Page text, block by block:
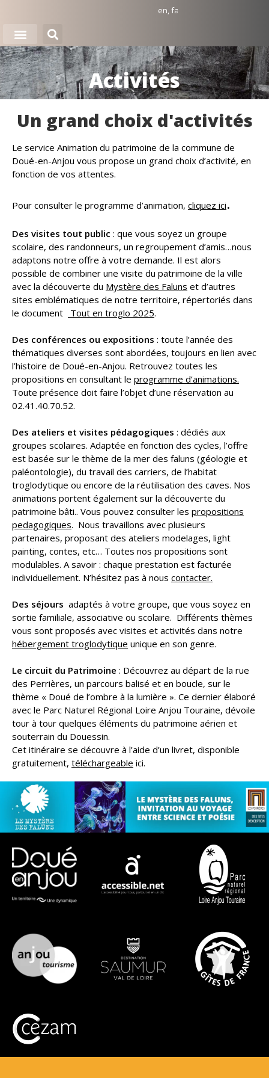
en,fa
Activités
Un grand choix d'activités
Le service Animation du patrimoine de la commune de
Doué-en-Anjou vous propose un grand choix d’activité, en
fonction de vos attentes.
Pour consulter le programme d’animation, cliquez ici.
Des visites tout public : que vous soyez un groupe
scolaire, des randonneurs, un regroupement d’amis…nous
adaptons notre offre à votre demande. Il est alors
possible de combiner une visite du patrimoine de la ville
avec la découverte du Mystère des Faluns et d’autres
sites emblématiques de notre territoire, répertoriés dans
le document
Tout en troglo 2025.
Des conférences ou expositions : toute l’année des
thématiques diverses sont abordées, toujours en lien avec
l’histoire de Doué-en-Anjou. Retrouvez toutes les
propositions en consultant le programme d’animations.
Toute présence doit faire l’objet d’une réservation au
02.41.40.70.52.
Des ateliers et visites pédagogiques : dédiés aux
groupes scolaires. Adaptée en fonction des cycles, l’offre
est basée sur le thème de la mer des faluns (géologie et
paléontologie), du travail des carriers, de l’habitat
troglodytique ou encore de la réutilisation des caves. Nos
animations portent également sur la découverte du
patrimoine bâti.. Vous pouvez consulter les propositions
pedagogiques. Nous travaillons avec plusieurs
partenaires, proposant des ateliers modelages, light
painting, contes, etc… Toutes nos propositions sont
modulables. A savoir : chaque prestation est facturée
individuellement. N’hésitez pas à nous contacter.
Des séjours adaptés à votre groupe, que vous soyez en
sortie familiale, associative ou scolaire. Différents thèmes
vous sont proposés avec visites et activités dans notre
hébergement troglodytique unique en son genre.
Le circuit du Patrimoine : Découvrez au départ de la rue
des Perrières, un parcours balisé et en boucle, sur le
thème « Doué de l’ombre à la lumière ». Ce dernier élaboré
avec le Parc Naturel Régional Loire Anjou Touraine, dévoile
tour à tour quelques éléments du patrimoine aérien et
souterrain du Douessin.
Cet itinéraire se découvre à l’aide d’un livret, disponible
gratuitement, téléchargeable ici.